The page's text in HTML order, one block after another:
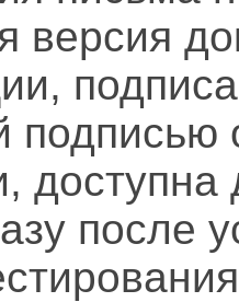
версия
подписью
после